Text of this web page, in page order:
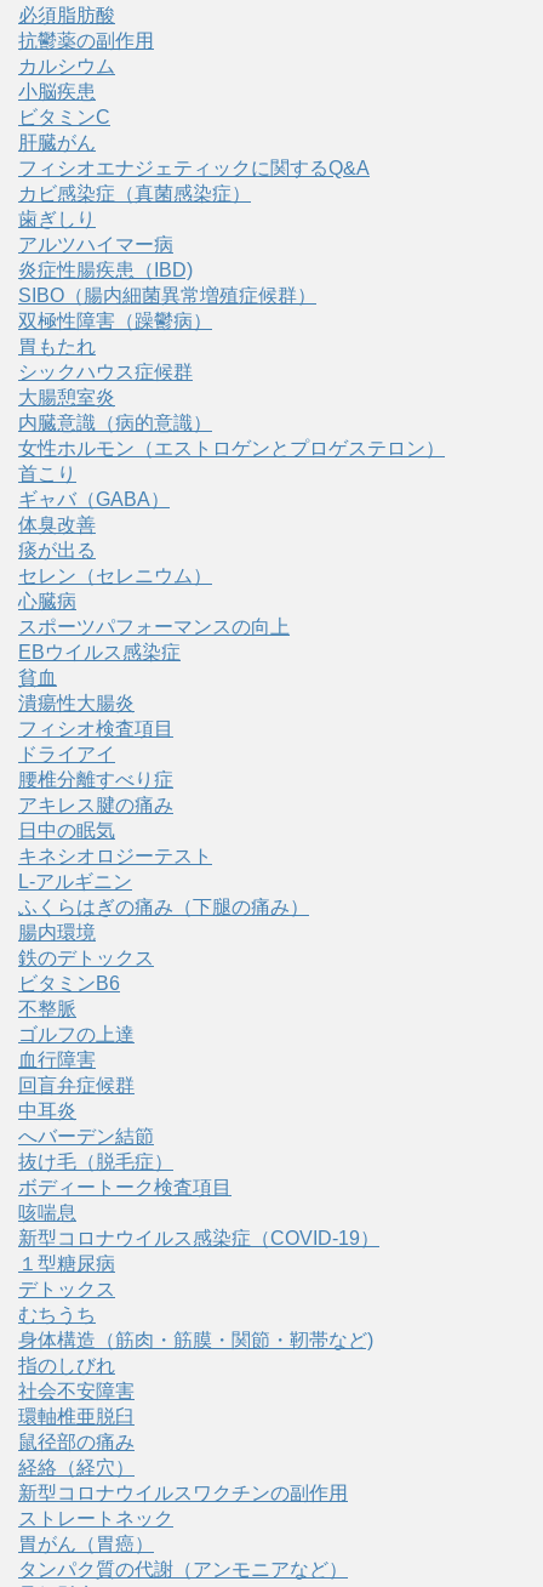
必須脂肪酸
抗鬱薬の副作用
カルシウム
小脳疾患
ビタミンC
肝臓がん
フィシオエナジェティックに関するQ&A
カビ感染症（真菌感染症）
歯ぎしり
アルツハイマー病
炎症性腸疾患（IBD)
SIBO（腸内細菌異常増殖症候群）
双極性障害（躁鬱病）
胃もたれ
シックハウス症候群
大腸憩室炎
内臓意識（病的意識）
女性ホルモン（エストロゲンとプロゲステロン）
首こり
ギャバ（GABA）
体臭改善
痰が出る
セレン（セレニウム）
心臓病
スポーツパフォーマンスの向上
EBウイルス感染症
貧血
潰瘍性大腸炎
フィシオ検査項目
ドライアイ
腰椎分離すべり症
アキレス腱の痛み
日中の眠気
キネシオロジーテスト
L-アルギニン
ふくらはぎの痛み（下腿の痛み）
腸内環境
鉄のデトックス
ビタミンB6
不整脈
ゴルフの上達
血行障害
回盲弁症候群
中耳炎
へバーデン結節
抜け毛（脱毛症）
ボディートーク検査項目
咳喘息
新型コロナウイルス感染症（COVID‑19）
１型糖尿病
デトックス
むちうち
身体構造（筋肉・筋膜・関節・靭帯など)
指のしびれ
社会不安障害
環軸椎亜脱臼
鼠径部の痛み
経絡（経穴）
新型コロナウイルスワクチンの副作用
ストレートネック
胃がん（胃癌）
タンパク質の代謝（アンモニアなど）